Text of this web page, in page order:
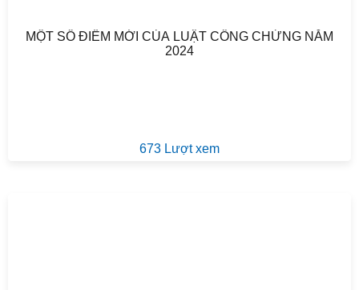
MỘT SỐ ĐIỂM MỚI CỦA LUẬT CÔNG CHỨNG NĂM
2024
673 Lượt xem